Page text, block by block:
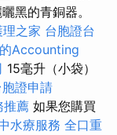
黑的青銅器。
之家 台胞證台
Accounting
15毫升（小袋）
胞證申請
推薦 如果您購買
水療服務 全口重